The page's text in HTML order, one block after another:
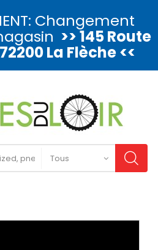
Changement
>> 145 Route
La Flèche <<